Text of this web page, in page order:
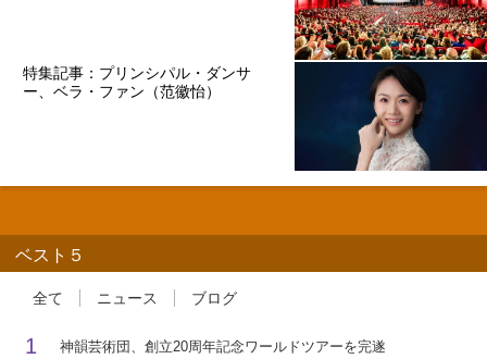
特集記事：プリンシパル・ダンサ
ー、ベラ・ファン（范徽怡）
ベスト５
全て ニュース ブログ
1 神韻芸術団、創立20周年記念ワールドツアーを完遂